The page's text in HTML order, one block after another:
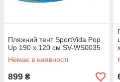
Пляжний тент SportVida Pop
Up 190 x 120 см SV-WS0035
Немає в наявності
899 ₴